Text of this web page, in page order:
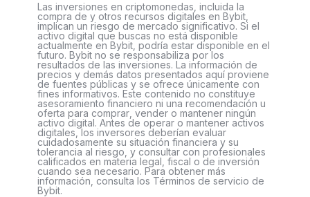
Las inversiones en criptomonedas, incluida la
compra de y otros recursos digitales en Bybit,
implican un riesgo de mercado significativo. Si el
activo digital que buscas no está disponible
actualmente en Bybit, podría estar disponible en el
futuro. Bybit no se responsabiliza por los
resultados de las inversiones. La información de
precios y demás datos presentados aquí proviene
de fuentes públicas y se ofrece únicamente con
fines informativos. Este contenido no constituye
asesoramiento financiero ni una recomendación u
oferta para comprar, vender o mantener ningún
activo digital. Antes de operar o mantener activos
digitales, los inversores deberían evaluar
cuidadosamente su situación financiera y su
tolerancia al riesgo, y consultar con profesionales
calificados en materia legal, fiscal o de inversión
cuando sea necesario. Para obtener más
información, consulta los Términos de servicio de
Bybit.